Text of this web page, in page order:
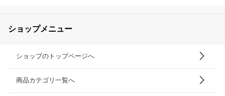
ショップメニュー
ショップのトップページへ
商品カテゴリ一覧へ